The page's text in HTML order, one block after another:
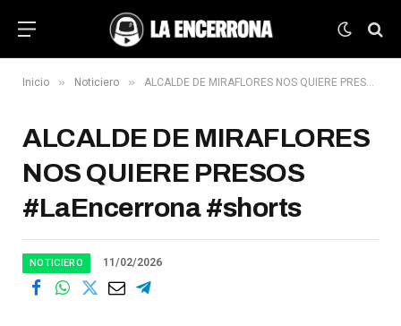
Inicio » Noticiero » ALCALDE DE MIRAFLORES NOS QUIERE PRESOS #LaEncerrona #shorts
ALCALDE DE MIRAFLORES
NOS QUIERE PRESOS
#LaEncerrona #shorts
NOTICIERO 11/02/2026